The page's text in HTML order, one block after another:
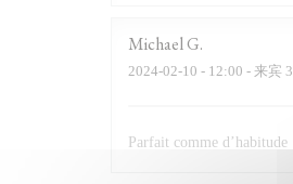
MichaelG
2024-02-10 - 12:00 - 来宾 3
Parfait comme d’habitude